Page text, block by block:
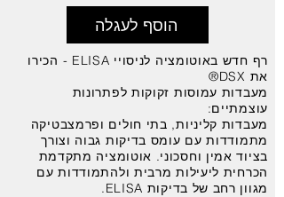
הוסף לעגלה
רף חדש באוטומציה לניסויי ELISA - הכירו
את DSX®
מעבדות עמוסות זקוקות לפתרונות
עוצמתיים:
מעבדות קליניות, בתי חולים ופרמצבטיקה
מתמודדות עם עומס בדיקות גבוה וצורך
בציוד אמין וחסכוני. אוטומציה מתקדמת
הכרחית ליעילות מרבית ולהתמודדות עם
מגוון רחב של בדיקות ELISA.